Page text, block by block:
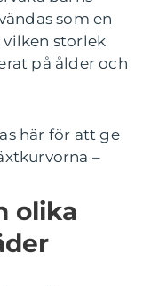
som en
storlek
på ålder och
här för att ge
–
olika